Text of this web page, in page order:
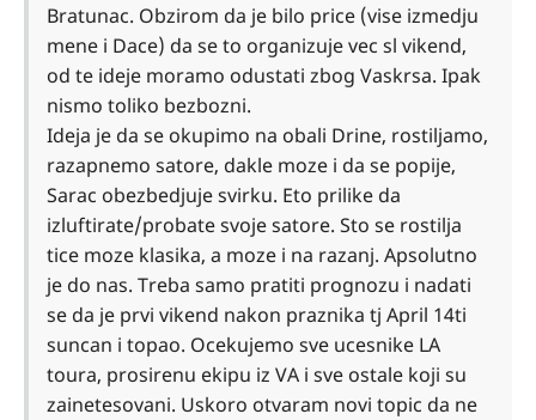
Bratunac. Obzirom da je bilo price (vise izmedju
mene i Dace) da se to organizuje vec sl vikend,
od te ideje moramo odustati zbog Vaskrsa. Ipak
nismo toliko bezbozni.
Ideja je da se okupimo na obali Drine, rostiljamo,
razapnemo satore, dakle moze i da se popije,
Sarac obezbedjuje svirku. Eto prilike da
izluftirate/probate svoje satore. Sto se rostilja
tice moze klasika, a moze i na razanj. Apsolutno
je do nas. Treba samo pratiti prognozu i nadati
se da je prvi vikend nakon praznika tj April 14ti
suncan i topao. Ocekujemo sve ucesnike LA
toura, prosirenu ekipu iz VA i sve ostale koji su
zainetesovani. Uskoro otvaram novi topic da ne